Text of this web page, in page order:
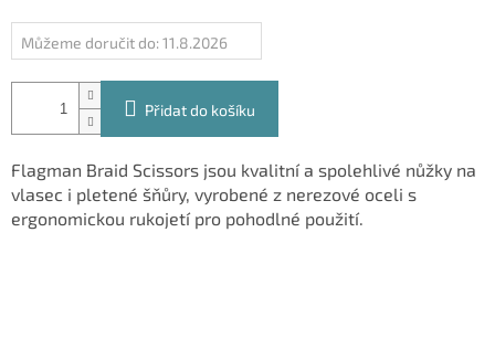
Můžeme doručit do: 11.8.2026
Přidat do košíku
Flagman Braid Scissors jsou kvalitní a spolehlivé nůžky na
vlasec i pletené šňůry, vyrobené z nerezové oceli s
ergonomickou rukojetí pro pohodlné použití.